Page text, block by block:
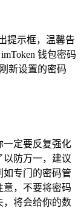
提示框，温馨告
钱包密码
新设置的密码
一定要反复强化
以防万一，建议
如专门的密码管
意，不要将密码
，将会给你的数